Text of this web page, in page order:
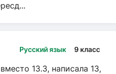
Русский язык 9 класс
13.3, написала 13,